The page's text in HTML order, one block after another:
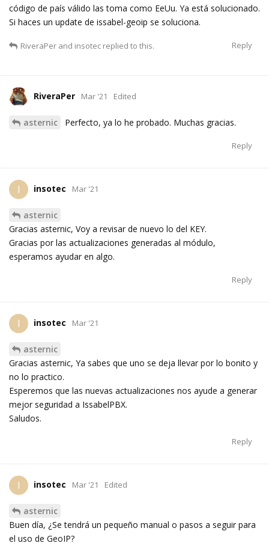
código de país válido las toma como EeUu. Ya está solucionado.
Si haces un update de issabel-geoip se soluciona.
Reply
RiveraPer and insotec replied to this.
RiveraPer Mar '21 Edited
asternic Perfecto, ya lo he probado. Muchas gracias.
Reply
I insotec Mar '21
asternic
Gracias asternic, Voy a revisar de nuevo lo del KEY.
Gracias por las actualizaciones generadas al módulo,
esperamos ayudar en algo.
Reply
I insotec Mar '21
asternic
Gracias asternic, Ya sabes que uno se deja llevar por lo bonito y
no lo practico.
Esperemos que las nuevas actualizaciones nos ayude a generar
mejor seguridad a IssabelPBX.
Saludos.
Reply
I insotec Mar '21 Edited
asternic
Buen día, ¿Se tendrá un pequeño manual o pasos a seguir para
el uso de GeoIP?